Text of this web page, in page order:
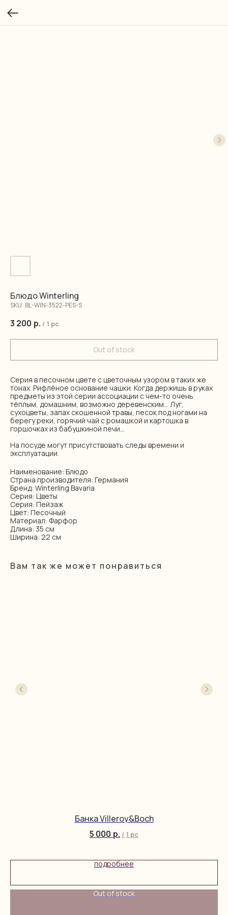
Блюдо Winterling
SKU: BL-WIN-3522-PES-S
3 200 р. / 1 pc
Out of stock
Серия в песочном цвете с цветочным узором в таких же
тонах. Рифлёное основание чашки. Когда держишь в руках
предметы из этой серии ассоциации с чем-то очень
тёплым, домашним, возможно деревенским... Луг,
сухоцветы, запах скошенной травы, песок под ногами на
берегу реки, горячий чай с ромашкой и картошка в
горшочках из бабушкиной печи...
На посуде могут присутствовать следы времени и
эксплуатации.
Наименование: Блюдо
Страна производителя: Германия
Бренд: Winterling Bavaria
Серия: Цветы
Серия: Пейзаж
Цвет: Песочный
Материал: Фарфор
Длина: 35 см
Ширина: 22 см
Вам так же может понравиться
Банка Villeroy&Boch
5 000 р. / 1 pc
подробнее
Out of stock